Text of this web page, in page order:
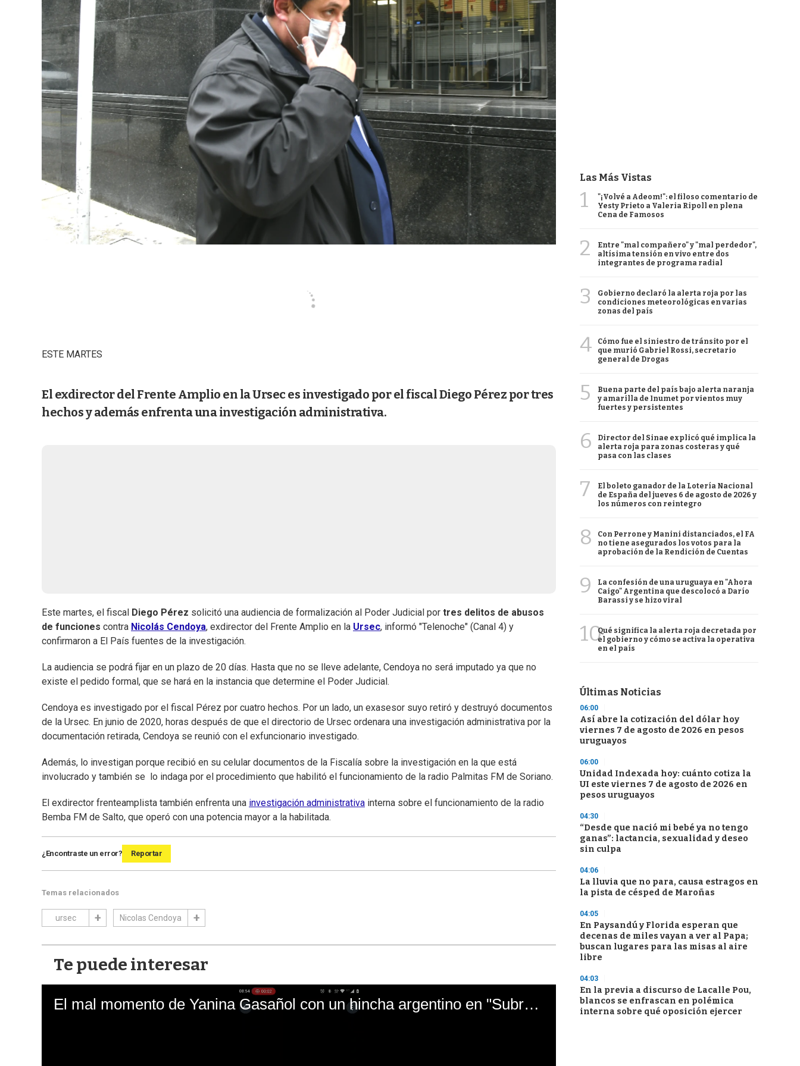
ESTE MARTES
El exdirector del Frente Amplio en la Ursec es investigado por el fiscal Diego Pérez por tres
hechos y además enfrenta una investigación administrativa.
Este martes, el fiscal Diego Pérez solicitó una audiencia de formalización al Poder Judicial por tres delitos de abusos
de funciones contra Nicolás Cendoya, exdirector del Frente Amplio en la Ursec, informó "Telenoche" (Canal 4) y
confirmaron a El País fuentes de la investigación.
La audiencia se podrá fijar en un plazo de 20 días. Hasta que no se lleve adelante, Cendoya no será imputado ya que no
existe el pedido formal, que se hará en la instancia que determine el Poder Judicial.
Cendoya es investigado por el fiscal Pérez por cuatro hechos. Por un lado, un exasesor suyo retiró y destruyó documentos
de la Ursec. En junio de 2020, horas después de que el directorio de Ursec ordenara una investigación administrativa por la
documentación retirada, Cendoya se reunió con el exfuncionario investigado.
Además, lo investigan porque recibió en su celular documentos de la Fiscalía sobre la investigación en la que está
involucrado y también se lo indaga por el procedimiento que habilitó el funcionamiento de la radio Palmitas FM de Soriano.
El exdirector frenteamplista también enfrenta una investigación administrativa interna sobre el funcionamiento de la radio
Bemba FM de Salto, que operó con una potencia mayor a la habilitada.
¿Encontraste un error? Reportar
Temas relacionados
ursec Nicolas Cendoya
Te puede interesar
El mal momento de Yanina Gasañol con un hincha argentino en "Subrayado"
Las Más Vistas
1
"¡Volvé a Adeom!": el filoso comentario de
Yesty Prieto a Valeria Ripoll en plena
Cena de Famosos
2
Entre "mal compañero" y "mal perdedor",
altísima tensión en vivo entre dos
integrantes de programa radial
3
Gobierno declaró la alerta roja por las
condiciones meteorológicas en varias
zonas del país
4
Cómo fue el siniestro de tránsito por el
que murió Gabriel Rossi, secretario
general de Drogas
5
Buena parte del país bajo alerta naranja
y amarilla de Inumet por vientos muy
fuertes y persistentes
6
Director del Sinae explicó qué implica la
alerta roja para zonas costeras y qué
pasa con las clases
7
El boleto ganador de la Lotería Nacional
de España del jueves 6 de agosto de 2026 y
los números con reintegro
8
Con Perrone y Manini distanciados, el FA
no tiene asegurados los votos para la
aprobación de la Rendición de Cuentas
9
La confesión de una uruguaya en "Ahora
Caigo" Argentina que descolocó a Darío
Barassi y se hizo viral
10Qué significa la alerta roja decretada por
el gobierno y cómo se activa la operativa
en el país
Últimas Noticias
06:00
Así abre la cotización del dólar hoy
viernes 7 de agosto de 2026 en pesos
uruguayos
06:00
Unidad Indexada hoy: cuánto cotiza la
UI este viernes 7 de agosto de 2026 en
pesos uruguayos
04:30
“Desde que nació mi bebé ya no tengo
ganas”: lactancia, sexualidad y deseo
sin culpa
04:06
La lluvia que no para, causa estragos en
la pista de césped de Maroñas
04:05
En Paysandú y Florida esperan que
decenas de miles vayan a ver al Papa;
buscan lugares para las misas al aire
libre
04:03
En la previa a discurso de Lacalle Pou,
blancos se enfrascan en polémica
interna sobre qué oposición ejercer